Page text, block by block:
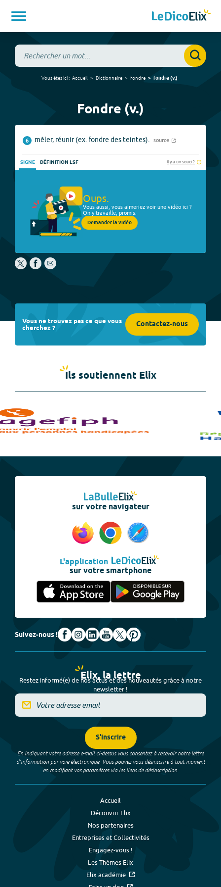
Vous êtes ici : Accueil Dictionnaire fondre fondre(v.)
Fondre (v.)
6 mêler, réunir (ex. fondre des teintes). source
SIGNE DÉFINITION LSF Il y a un souci ?
Oups.
Vous aussi, vous aimeriez voir une vidéo ici ?
On y travaille, promis.
Demander la vidéo
Vous ne trouvez pas ce que vous
cherchez ? Contactez-nous
Ils soutiennent Elix
sur votre navigateur
L'application
sur votre smartphone
Suivez-nous !
Elix, la lettre
Restez informé(e) de nos actus et des nouveautés grâce à notre
newsletter !
S'inscrire
En indiquant votre adresse e-mail ci-dessus vous consentez à recevoir notre lettre
d’information par voie électronique. Vous pouvez vous désinscrire à tout moment
en modifiant vos paramètres via les liens de désinscription.
Accueil
Découvrir Elix
Nos partenaires
Entreprises et Collectivités
Engagez-vous !
Les Thèmes Elix
Elix académie